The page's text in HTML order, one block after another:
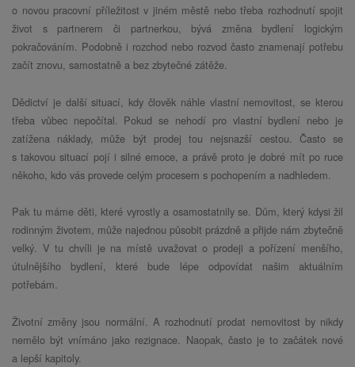
o novou pracovní příležitost v jiném městě nebo třeba rozhodnutí spojit
život s partnerem či partnerkou, bývá změna bydlení logickým
pokračováním. Podobně i rozchod nebo rozvod často znamenají potřebu
začít znovu, samostatně a bez zbytečné zátěže.
Dědictví je další situací, kdy člověk náhle vlastní nemovitost, se kterou
třeba vůbec nepočítal. Pokud se nehodí pro vlastní bydlení nebo je
zatížena náklady, může být prodej tou nejsnazší cestou. Často se
s takovou situací pojí i silné emoce, a právě proto je dobré mít po ruce
někoho, kdo vás provede celým procesem s pochopením a nadhledem.
Pak tu máme děti, které vyrostly a osamostatnily se. Dům, který kdysi žil
rodinným životem, může najednou působit prázdně a přijde nám zbytečně
velký. V tu chvíli je na místě uvažovat o prodeji a pořízení menšího,
útulnějšího bydlení, které bude lépe odpovídat našim aktuálním
potřebám.
Životní změny jsou normální. A rozhodnutí prodat nemovitost by nikdy
nemělo být vnímáno jako rezignace. Naopak, často je to začátek nové
a lepší kapitoly.